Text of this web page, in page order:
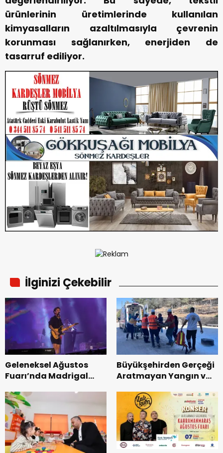
ürünlerinin üretimlerinde kullanılan
kimyasalların azaltılmasıyla çevrenin
korunması sağlanırken, enerjiden de
tasarruf ediliyor.
İlginizi Çekebilir
Geleneksel Ağustos
Fuarı’nda Madrigal
Büyükşehirden Gerçeği
Aratmayan Yangın ve